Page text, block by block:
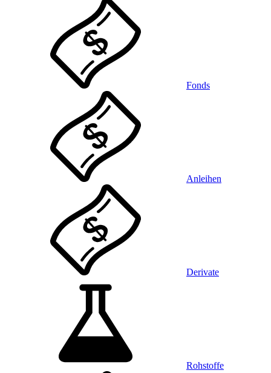
Fonds
Anleihen
Derivate
Rohstoffe